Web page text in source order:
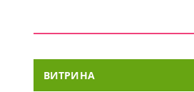
ВИТРИНА